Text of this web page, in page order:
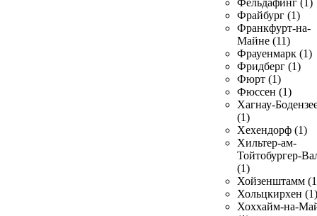
Фельдафинг (1)
Фрайбург (1)
Франкфурт-на-
Майне (11)
Фрауенмарк (1)
Фридберг (1)
Фюрт (1)
Фюссен (1)
Хагнау-
(1)
Хехендорф (1)
Хильтер-ам-
Тойтобургер-
(1)
Хойзенштамм
Хольцкирхен (1)
Хоххайм-на-